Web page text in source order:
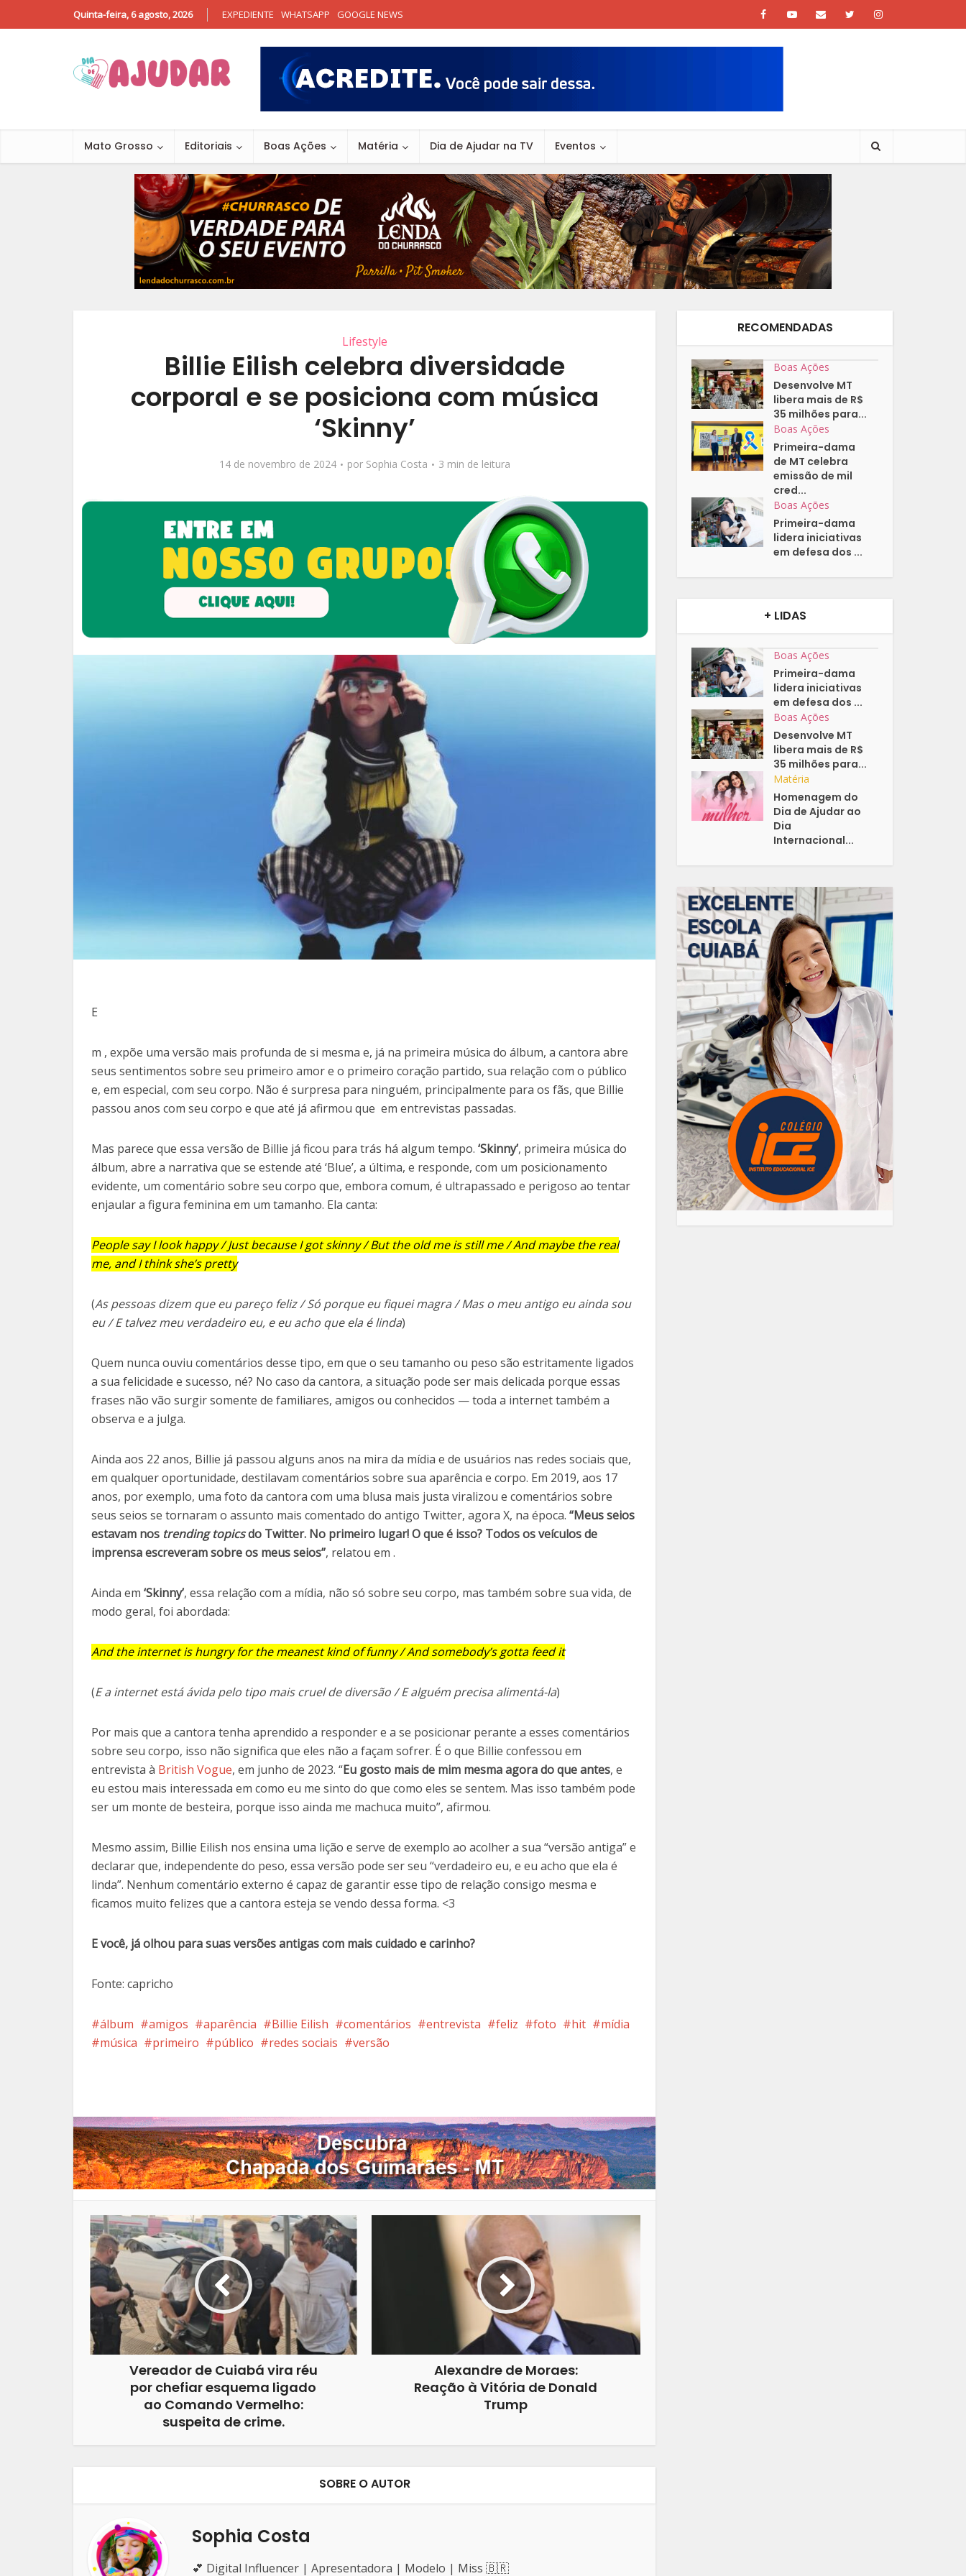
Quinta-feira, 6 agosto, 2026 EXPEDIENTE WHATSAPP GOOGLE NEWS
Mato Grosso Editoriais Boas Ações Matéria Dia de Ajudar na TV Eventos
Lifestyle
Billie Eilish celebra diversidade
corporal e se posiciona com música
‘Skinny’
14 de novembro de 2024 por Sophia Costa 3 min de leitura
E
m , expõe uma versão mais profunda de si mesma e, já na primeira música do álbum, a cantora abre
seus sentimentos sobre seu primeiro amor e o primeiro coração partido, sua relação com o público
e, em especial, com seu corpo. Não é surpresa para ninguém, principalmente para os fãs, que Billie
passou anos com seu corpo e que até já afirmou que em entrevistas passadas.
Mas parece que essa versão de Billie já ficou para trás há algum tempo. ‘Skinny’, primeira música do
álbum, abre a narrativa que se estende até ‘Blue’, a última, e responde, com um posicionamento
evidente, um comentário sobre seu corpo que, embora comum, é ultrapassado e perigoso ao tentar
enjaular a figura feminina em um tamanho. Ela canta:
People say I look happy / Just because I got skinny / But the old me is still me / And maybe the real
me, and I think she’s pretty
(As pessoas dizem que eu pareço feliz / Só porque eu fiquei magra / Mas o meu antigo eu ainda sou
eu / E talvez meu verdadeiro eu, e eu acho que ela é linda)
Quem nunca ouviu comentários desse tipo, em que o seu tamanho ou peso são estritamente ligados
a sua felicidade e sucesso, né? No caso da cantora, a situação pode ser mais delicada porque essas
frases não vão surgir somente de familiares, amigos ou conhecidos — toda a internet também a
observa e a julga.
Ainda aos 22 anos, Billie já passou alguns anos na mira da mídia e de usuários nas redes sociais que,
em qualquer oportunidade, destilavam comentários sobre sua aparência e corpo. Em 2019, aos 17
anos, por exemplo, uma foto da cantora com uma blusa mais justa viralizou e comentários sobre
seus seios se tornaram o assunto mais comentado do antigo Twitter, agora X, na época. “Meus seios
estavam nos trending topicsdo Twitter. No primeiro lugar! O que é isso? Todos os veículos de
imprensa escreveram sobre os meus seios”, relatou em .
Ainda em ‘Skinny’, essa relação com a mídia, não só sobre seu corpo, mas também sobre sua vida, de
modo geral, foi abordada:
And the internet is hungry for the meanest kind of funny / And somebody’s gotta feed it
(E a internet está ávida pelo tipo mais cruel de diversão / E alguém precisa alimentá-la)
Por mais que a cantora tenha aprendido a responder e a se posicionar perante a esses comentários
sobre seu corpo, isso não significa que eles não a façam sofrer. É o que Billie confessou em
entrevista à British Vogue, em junho de 2023. “Eu gosto mais de mim mesma agora do que antes, e
eu estou mais interessada em como eu me sinto do que como eles se sentem. Mas isso também pode
ser um monte de besteira, porque isso ainda me machuca muito”, afirmou.
Mesmo assim, Billie Eilish nos ensina uma lição e serve de exemplo ao acolher a sua “versão antiga” e
declarar que, independente do peso, essa versão pode ser seu “verdadeiro eu, e eu acho que ela é
linda”. Nenhum comentário externo é capaz de garantir esse tipo de relação consigo mesma e
ficamos muito felizes que a cantora esteja se vendo dessa forma. <3
E você, já olhou para suas versões antigas com mais cuidado e carinho?
Fonte: capricho
álbum amigos aparência Billie Eilish comentários entrevista feliz foto hit
mídia
música
primeiro público redes sociais versão
Vereador de Cuiabá vira réu
por chefiar esquema ligado
ao Comando Vermelho:
suspeita de crime.
Alexandre de Moraes:
Reação à Vitória de Donald
Trump
SOBRE O AUTOR
Sophia Costa
💕 Digital Influencer | Apresentadora | Modelo | Miss 🇧🇷
RECOMENDADAS
Boas Ações
Desenvolve MT
libera mais de R$
35 milhões para...
Boas Ações
Primeira-dama
de MT celebra
emissão de mil
cred...
Boas Ações
Primeira-dama
lidera iniciativas
em defesa dos ...
+ LIDAS
Boas Ações
Primeira-dama
lidera iniciativas
em defesa dos ...
Boas Ações
Desenvolve MT
libera mais de R$
35 milhões para...
Matéria
Homenagem do
Dia de Ajudar ao
Dia
Internacional...